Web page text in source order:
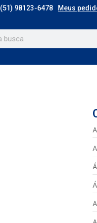
Meus
(51) 98123-6478